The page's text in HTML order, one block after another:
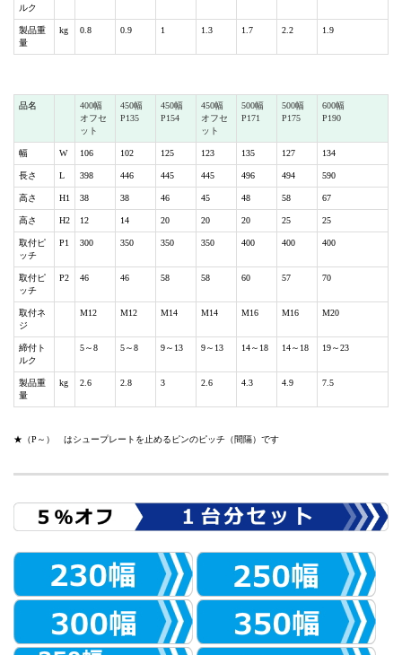
ルク
製品重
量
kg 0.8 0.9 1 1.3 1.7 2.2 1.9
品名
400幅
オフセ
ット
450幅
P135
450幅
P154
450幅
オフセ
ット
500幅
P171
500幅
P175
600幅
P190
幅 W 106 102 125 123 135 127 134
長さ L 398 446 445 445 496 494 590
高さ H1 38 38 46 45 48 58 67
高さ H2 12 14 20 20 20 25 25
取付ピ
ッチ
P1 300 350 350 350 400 400 400
取付ピ
ッチ
P2 46 46 58 58 60 57 70
取付ネ
ジ
M12 M12 M14 M14 M16 M16 M20
締付ト
ルク
5～8 5～8 9～13 9～13 14～18 14～18 19～23
製品重
量
kg 2.6 2.8 3 2.6 4.3 4.9 7.5
★（P～） はシュープレートを止めるピンのピッチ（間隔）です